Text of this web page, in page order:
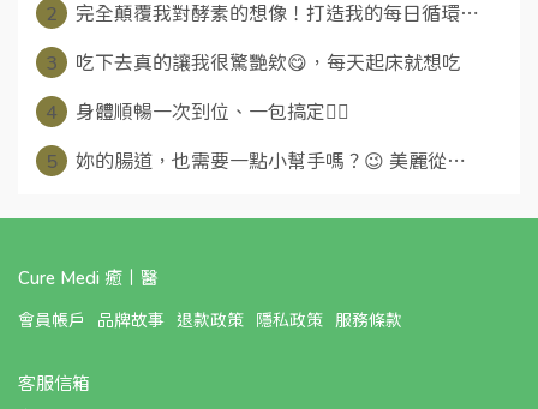
2 完全顛覆我對酵素的想像！打造我的每日循環⋯
3 吃下去真的讓我很驚艷欸😋，每天起床就想吃
4 身體順暢一次到位、一包搞定👍🏻
5 妳的腸道，也需要一點小幫手嗎？😉 美麗從⋯
Cure Medi 癒丨醫
會員帳戶 品牌故事 退款政策 隱私政策 服務條款
客服信箱